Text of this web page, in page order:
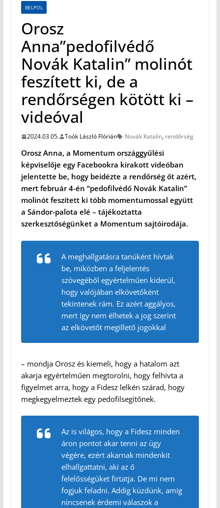
BELPOL
Orosz
Anna”pedofilvédő
Novák Katalin” molinót
feszített ki, de a
rendőrségen kötött ki –
videóval
2024.03.05. Toók László Flórián Novák Katalin, rendőrség
Orosz Anna, a Momentum országgyűlési
képviselője egy Facebookra kirakott videóban
jelentette be, hogy beidézte a rendőrség őt azért,
mert február 4-én “pedofilvédő Novák Katalin”
molinót feszített ki több momentumossal együtt
a Sándor-palota elé – tájékoztatta
szerkesztőségünket a Momentum sajtóirodája.
A meghallgatásra tanúként hívtak
be, miközben a feljelentés
szövegéből egyértelműen kiderül,
hogy valójában elkövetőként
tekintenek rám. Ez azért aggályos,
mert így nem élhetek a jog szerint
az elkövetőt megillető jogokkal
– mondja Orosz és kiemeli, hogy a hatalom azt
akarja egyértelműen megtorolni, hogy felhívta a
figyelmet arra, hogy a Fidesz lelkén szárad, hogy
megkegyelmeztek egy pedofilsegítőnek.
Az is világos, hogy a Fidesz minden
áron pontot akar tenni az ügy
végére, ezért akarnak mindenkit
elhallgattatni, aki az ő
felelősségüket firtatja. De mi nem
fogjuk feladni. Addig küzdünk, amíg
nincsenek érdemi válaszok a